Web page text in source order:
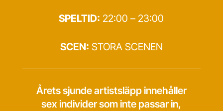
SPELTID: 22:00 – 23:00
SCEN: STORA SCENEN
Årets sjunde artistsläpp innehåller
sex individer som inte passar in,